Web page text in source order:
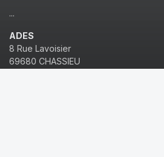
...
ADES
8 Rue Lavoisier
69680 CHASSIEU